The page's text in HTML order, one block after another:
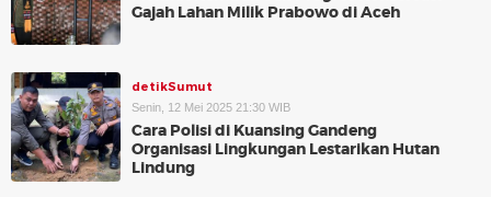
Gajah Lahan Milik Prabowo di Aceh
detikSumut
Senin, 12 Mei 2025 21:30 WIB
Cara Polisi di Kuansing Gandeng
Organisasi Lingkungan Lestarikan Hutan
Lindung